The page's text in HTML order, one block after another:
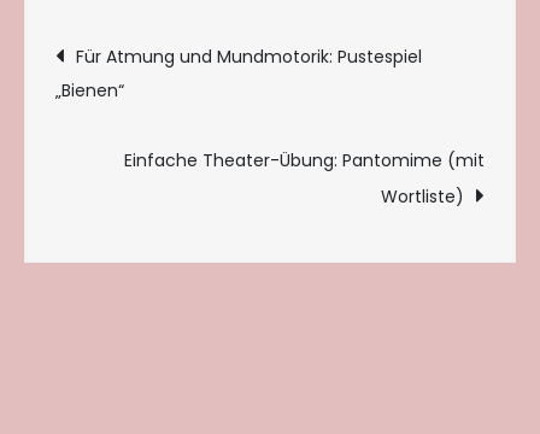
Beitragsnavigation
Für Atmung und Mundmotorik: Pustespiel
„Bienen“
Einfache Theater-Übung: Pantomime (mit
Wortliste)